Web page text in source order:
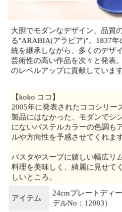
大胆でモダンなデザイン、品質
る"ARABIA(アラビア)"。1837
統を継承しながら、多くのデザ
芸術性の高い作品を次々と発表
のレベルアップに貢献しています
【koko ココ】
2005年に発表されたココシリー
製品にはなかった、モダンでシ
にないパステルカラーの色調も
ルや方向性を予感させてくれます
パスタやスープに嬉しい幅広リ
料理を美味しく、綺麗に見せて
しいところ。
アイテム
24cmプレートディ
デルNo：12003）